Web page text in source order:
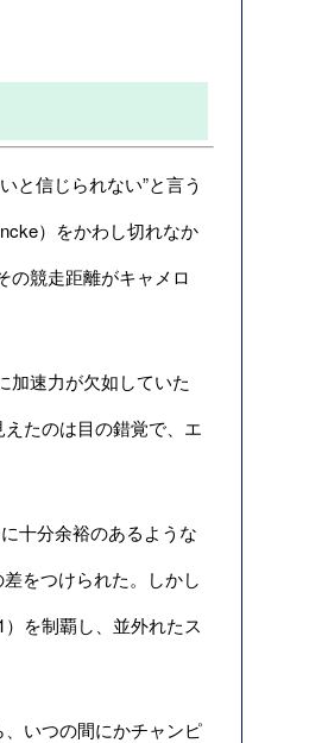
と信じられない”と言う
）をかわし切れなか
の競走距離がキャメロ
加速力が欠如していた
たのは目の錯覚で、エ
十分余裕のあるような
をつけられた。しかし
を制覇し、並外れたス
いつの間にかチャンピ